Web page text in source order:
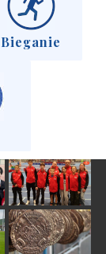
Bieganie